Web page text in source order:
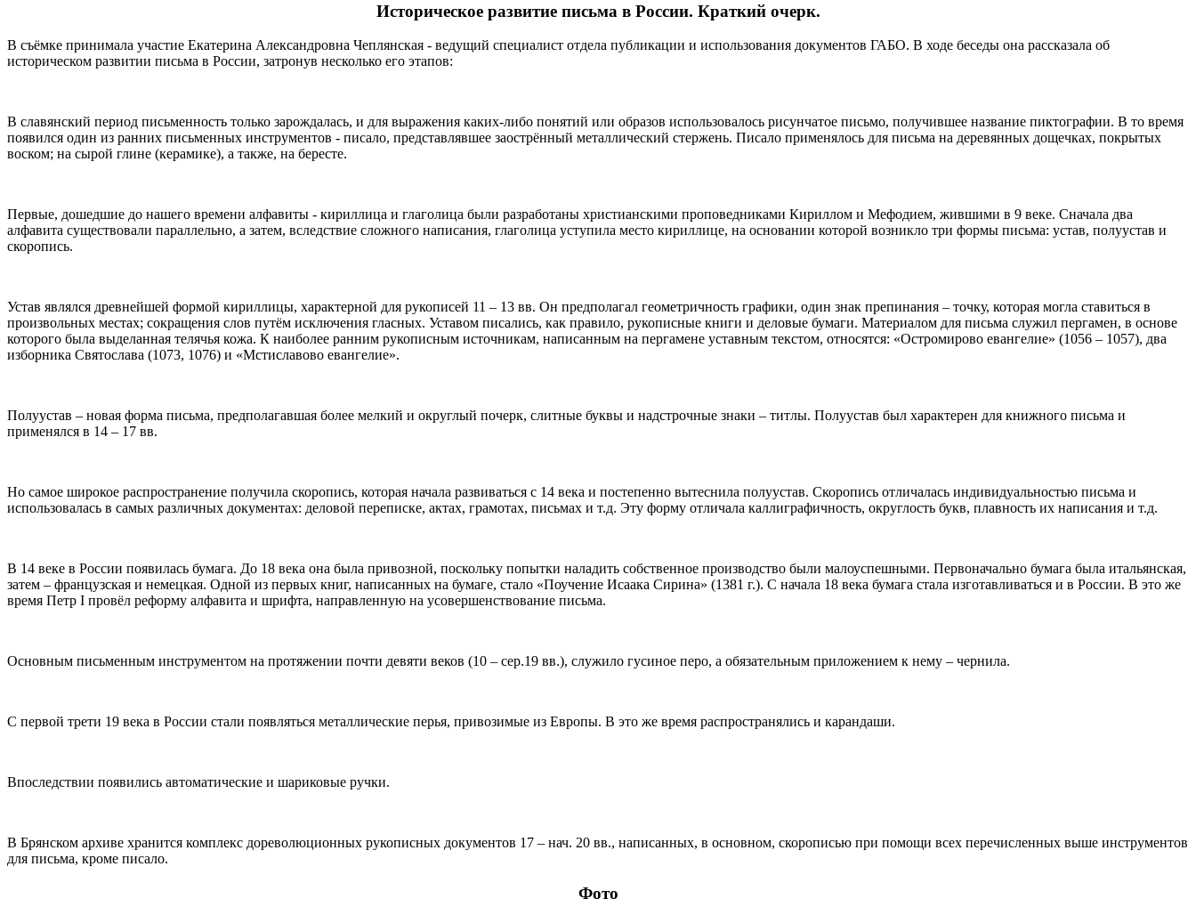
Историческое развитие письма в России. Краткий очерк.
В съёмке принимала участие Екатерина Александровна Чеплянская - ведущий специалист отдела публикации и использования документов ГАБО. В ходе беседы она рассказала об
историческом развитии письма в России, затронув несколько его этапов:
В славянский период письменность только зарождалась, и для выражения каких-либо понятий или образов использовалось рисунчатое письмо, получившее название пиктографии. В то время
появился один из ранних письменных инструментов - писало, представлявшее заострённый металлический стержень. Писало применялось для письма на деревянных дощечках, покрытых
воском; на сырой глине (керамике), а также, на бересте.
Первые, дошедшие до нашего времени алфавиты - кириллица и глаголица были разработаны христианскими проповедниками Кириллом и Мефодием, жившими в 9 веке. Сначала два
алфавита существовали параллельно, а затем, вследствие сложного написания, глаголица уступила место кириллице, на основании которой возникло три формы письма: устав, полуустав и
скоропись.
Устав являлся древнейшей формой кириллицы, характерной для рукописей 11 – 13 вв. Он предполагал геометричность графики, один знак препинания – точку, которая могла ставиться в
произвольных местах; сокращения слов путём исключения гласных. Уставом писались, как правило, рукописные книги и деловые бумаги. Материалом для письма служил пергамен, в основе
которого была выделанная телячья кожа. К наиболее ранним рукописным источникам, написанным на пергамене уставным текстом, относятся: «Остромирово евангелие» (1056 – 1057), два
изборника Святослава (1073, 1076) и «Мстиславово евангелие».
Полуустав – новая форма письма, предполагавшая более мелкий и округлый почерк, слитные буквы и надстрочные знаки – титлы. Полуустав был характерен для книжного письма и
применялся в 14 – 17 вв.
Но самое широкое распространение получила скоропись, которая начала развиваться с 14 века и постепенно вытеснила полуустав. Скоропись отличалась индивидуальностью письма и
использовалась в самых различных документах: деловой переписке, актах, грамотах, письмах и т.д. Эту форму отличала каллиграфичность, округлость букв, плавность их написания и т.д.
В 14 веке в России появилась бумага. До 18 века она была привозной, поскольку попытки наладить собственное производство были малоуспешными. Первоначально бумага была итальянская,
затем – французская и немецкая. Одной из первых книг, написанных на бумаге, стало «Поучение Исаака Сирина» (1381 г.). С начала 18 века бумага стала изготавливаться и в России. В это же
время Петр I провёл реформу алфавита и шрифта, направленную на усовершенствование письма.
Основным письменным инструментом на протяжении почти девяти веков (10 – сер.19 вв.), служило гусиное перо, а обязательным приложением к нему – чернила.
С первой трети 19 века в России стали появляться металлические перья, привозимые из Европы. В это же время распространялись и карандаши.
Впоследствии появились автоматические и шариковые ручки.
В Брянском архиве хранится комплекс дореволюционных рукописных документов 17 – нач. 20 вв., написанных, в основном, скорописью при помощи всех перечисленных выше инструментов
для письма, кроме писало.
Фото